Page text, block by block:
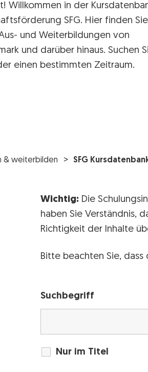
Willkommen in der
SFG. Hier finden Sie
und Weiterbildungen von
und darüber hinaus. Suchen
einen bestimmten Zeitraum.
& weiterbilden SFG
Wichtig: Die
haben Sie Verständnis,
Richtigkeit der Inhalte
Bitte beachten Sie,
Suchbegriff
Nur im Titel